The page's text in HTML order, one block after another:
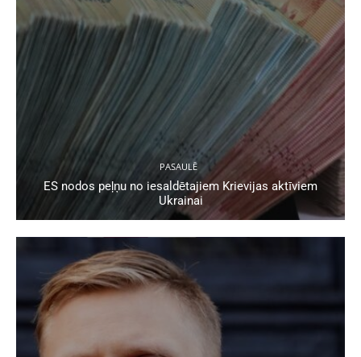
PASAULĒ
ES nodos peļņu no iesaldētajiem Krievijas aktīviem
Ukrainai